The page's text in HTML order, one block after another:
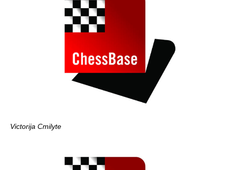
Victorija Cmilyte